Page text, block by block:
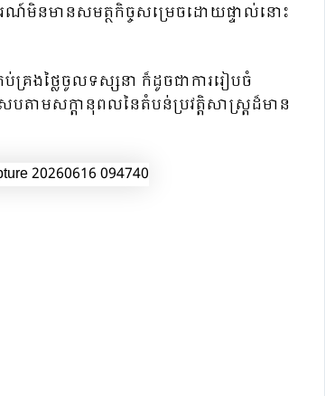
រណ៍មិនមានសមត្ថកិច្ចសម្រេចដោយផ្ទាល់នោះ
គ្រងថ្លៃចូលទស្សនា ក៏ដូចជាការរៀបចំ
បតាមសក្តានុពលនៃតំបន់ប្រវត្តិសាស្ត្រដ៏មាន